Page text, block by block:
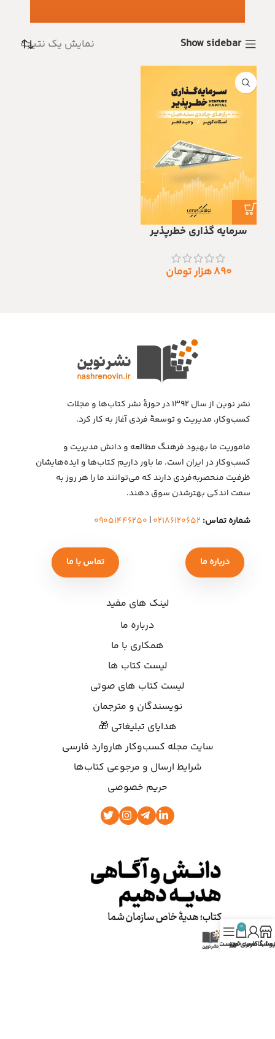
Show sidebar نمایش یک نتیجه
سرمایه گذاری خطرپذیر
۸۹۰هزار تومان
نشر نوین از سال ۱۳۹۲ در حوزهٔ نشر کتاب‌ها و مجلات
کسب‌وکار، مدیریت و توسعهٔ فردی آغاز به کار کرد.
ماموریت ما بهبود فرهنگ مطالعه و دانش مدیریت و
کسب‌وکار در ایران است. ما باور داریم کتاب‌ها و ایده‌هایشان
ظرفیت منحصربه‌فردی دارند که می‌توانند ما را هر روز به
سمت اندکی بهتر‌شدن سوق دهند.
شماره تماس: ۰۲۱۸۶۱۲۰۶۵۲| ۰۹۰۵۱۴۴۶۲۵۰
درباره ما تماس با ما
لینک های مفید
درباره ما
همکاری با ما
لیست کتاب ها
لیست کتاب های صوتی
نویسندگان و مترجمان
هدایای تبلیغاتی 🎁
سایت مجله کسب‌وکار هاروارد فارسی
شرایط ارسال و مرجوعی کتاب‌ها
حریم خصوصی
کاربری من
0
سبد خریدفهرست